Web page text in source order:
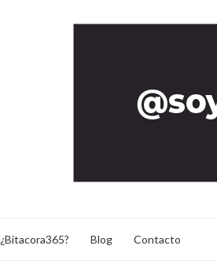
¿Bitacora365? Blog Contacto